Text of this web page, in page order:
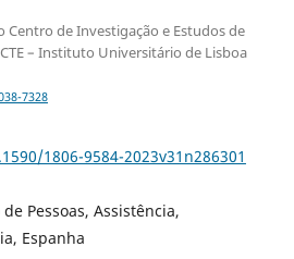
de Investigação e Estudos de
– Instituto Universitário de Lisboa
7328
1806-9584-2023v31n286301
Pessoas, Assistência,
Espanha